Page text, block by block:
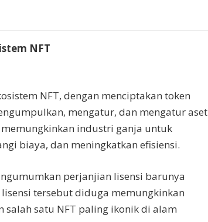
NFT
NFT, dengan menciptakan token
mengatur, dan mengatur aset
industri ganja untuk
biaya, dan meningkatkan efisiensi.
perjanjian lisensi barunya
tersebut diduga memungkinkan
salah satu NFT paling ikonik di alam